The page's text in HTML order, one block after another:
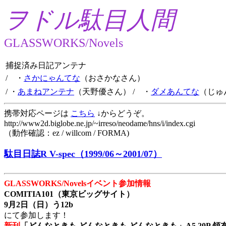
ヲドル駄目人間
GLASSWORKS/Novels
捕捉済み日記アンテナ
/ ・ さかにゃんてな （おさかなさん）
/ ・ あまねアンテナ （天野優さん） / ・ ダメあんてな （じ
携帯対応ページは こちら ↓からどうぞ。
http://www2d.biglobe.ne.jp/~irreso/neodame/hns/i/index.cgi
（動作確認：ez / willcom / FORMA)
駄目日誌R V-spec（1999/06～2001/07）
GLASSWORKS/Novelsイベント参加情報
COMITIA101（東京ビッグサイト）
9月2日（日）う12b
にて参加します！